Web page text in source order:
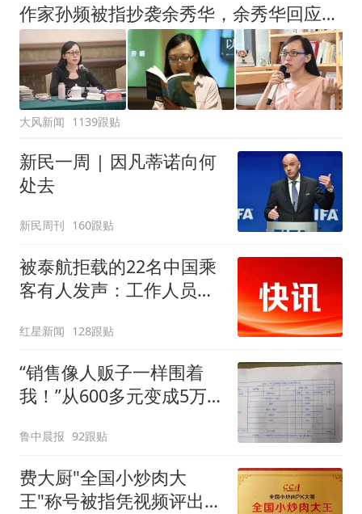
作家孙频被指抄袭余秀华，余秀华回应：看到了，给老子等着
大风新闻 1139跟贴
新民一周 | 因凡蒂诺向何
处去
新民周刊 160跟贴
被泰航拒载的22名中国乘
客有人发声：工作人员承
买机票回国
红星新闻 128跟贴
“销售像人贩子一样围着
我！”从600多元变成5万
后眼睛肿到流泪、视物模
糊
鲁中晨报 92跟贴
费大厨"全国小炒肉大
王"称号被指凭视频评出